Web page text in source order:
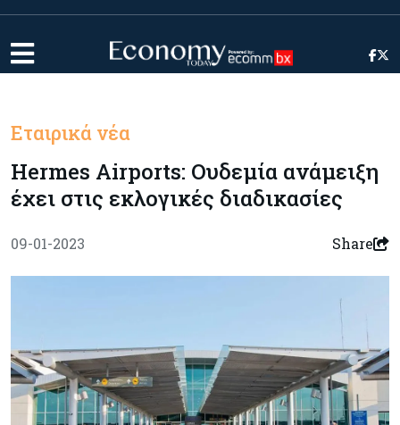
Εταιρικά νέα
Hermes Airports: Ουδεμία ανάμειξη
έχει στις εκλογικές διαδικασίες
09-01-2023 Share